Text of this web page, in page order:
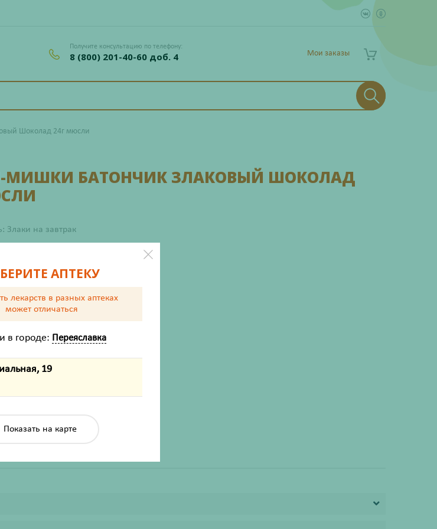
Получите консультацию по телефону:
8 (800) 201-40-60 доб. 4 Мои заказы
Шоколад 24г мюсли
БАТОНЧИК ЗЛАКОВЫЙ ШОКОЛАД
Злаки на завтрак
Злаки на завтрак
АПТЕКУ
лекарств в разных аптеках
может отличаться
в городе: Переяславка
19
Показать на карте